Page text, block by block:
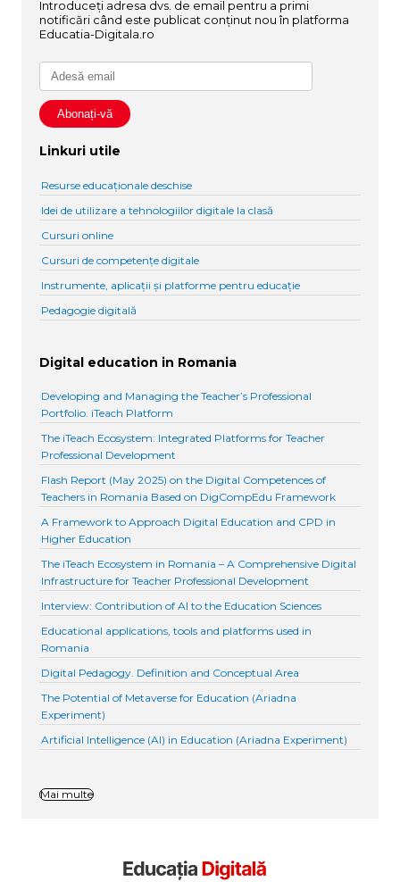
Introduceți adresa dvs. de email pentru a primi
notificări când este publicat conținut nou în platforma
Educatia-Digitala.ro
Linkuri utile
Resurse educaționale deschise
Idei de utilizare a tehnologiilor digitale la clasă
Cursuri online
Cursuri de competențe digitale
Instrumente, aplicații și platforme pentru educație
Pedagogie digitală
Digital education in Romania
Developing and Managing the Teacher’s Professional
Portfolio. iTeach Platform
The iTeach Ecosystem: Integrated Platforms for Teacher
Professional Development
Flash Report (May 2025) on the Digital Competences of
Teachers in Romania Based on DigCompEdu Framework
A Framework to Approach Digital Education and CPD in
Higher Education
The iTeach Ecosystem in Romania – A Comprehensive Digital
Infrastructure for Teacher Professional Development
Interview: Contribution of AI to the Education Sciences
Educational applications, tools and platforms used in
Romania
Digital Pedagogy. Definition and Conceptual Area
The Potential of Metaverse for Education (Ariadna
Experiment)
Artificial Intelligence (AI) in Education (Ariadna Experiment)
Mai multe